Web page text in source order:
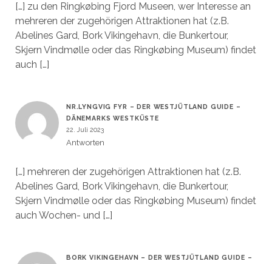
[…] zu den Ringkøbing Fjord Museen, wer Interesse an
mehreren der zugehörigen Attraktionen hat (z.B.
Abelines Gard, Bork Vikingehavn, die Bunkertour,
Skjern Vindmølle oder das Ringkøbing Museum) findet
auch […]
NR.LYNGVIG FYR – DER WESTJÜTLAND GUIDE –
DÄNEMARKS WESTKÜSTE
22. Juli 2023
Antworten
[…] mehreren der zugehörigen Attraktionen hat (z.B.
Abelines Gard, Bork Vikingehavn, die Bunkertour,
Skjern Vindmølle oder das Ringkøbing Museum) findet
auch Wochen- und […]
BORK VIKINGEHAVN – DER WESTJÜTLAND GUIDE –